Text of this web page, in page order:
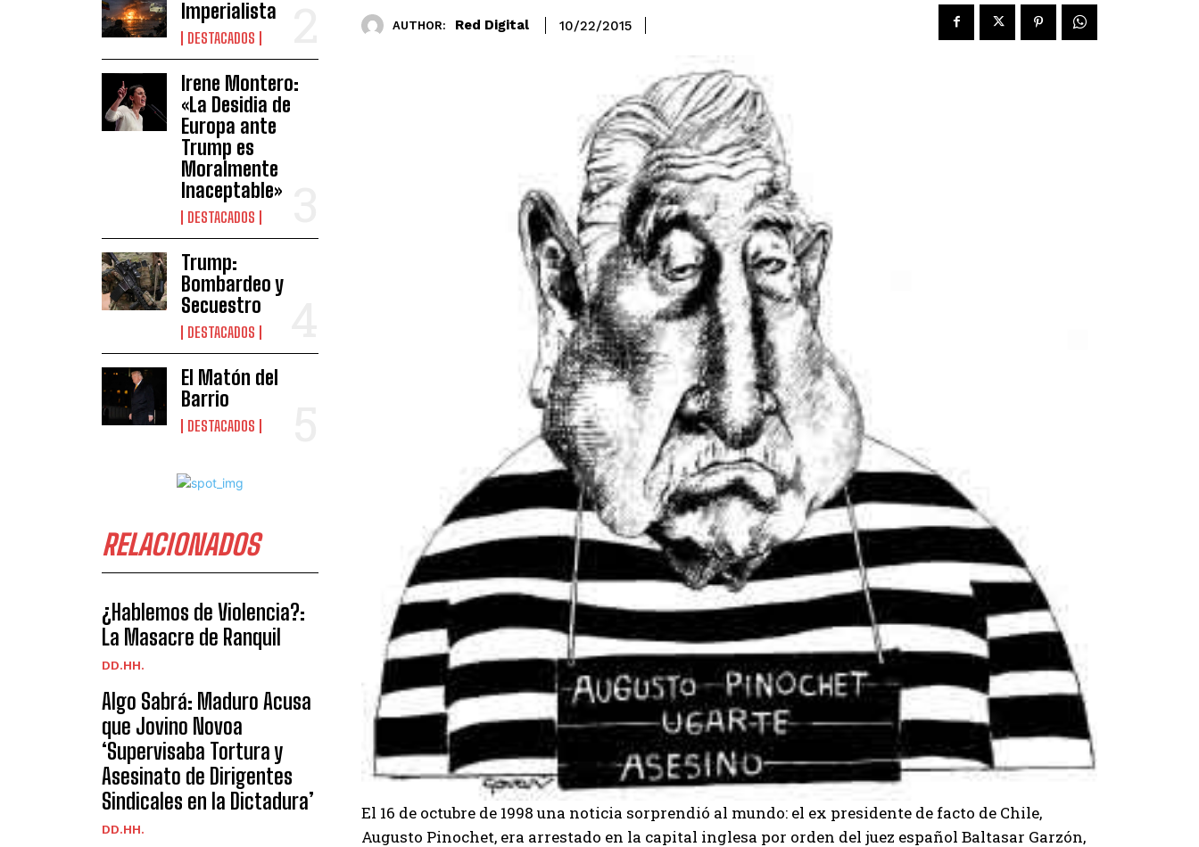
Imperialista
DESTACADOS
Irene Montero:
«La Desidia de
Europa ante
Trump es
Moralmente
Inaceptable»
DESTACADOS
Trump:
Bombardeo y
Secuestro
DESTACADOS
El Matón del
Barrio
DESTACADOS
RELACIONADOS
¿Hablemos de Violencia?:
La Masacre de Ranquil
DD.HH.
Algo Sabrá: Maduro Acusa
que Jovino Novoa
‘Supervisaba Tortura y
Asesinato de Dirigentes
Sindicales en la Dictadura’
DD.HH.
AUTHOR: Red Digital 10/22/2015
El 16 de octubre de 1998 una noticia sorprendió al mundo: el ex presidente de facto de Chile,
Augusto Pinochet, era arrestado en la capital inglesa por orden del juez español Baltasar Garzón,